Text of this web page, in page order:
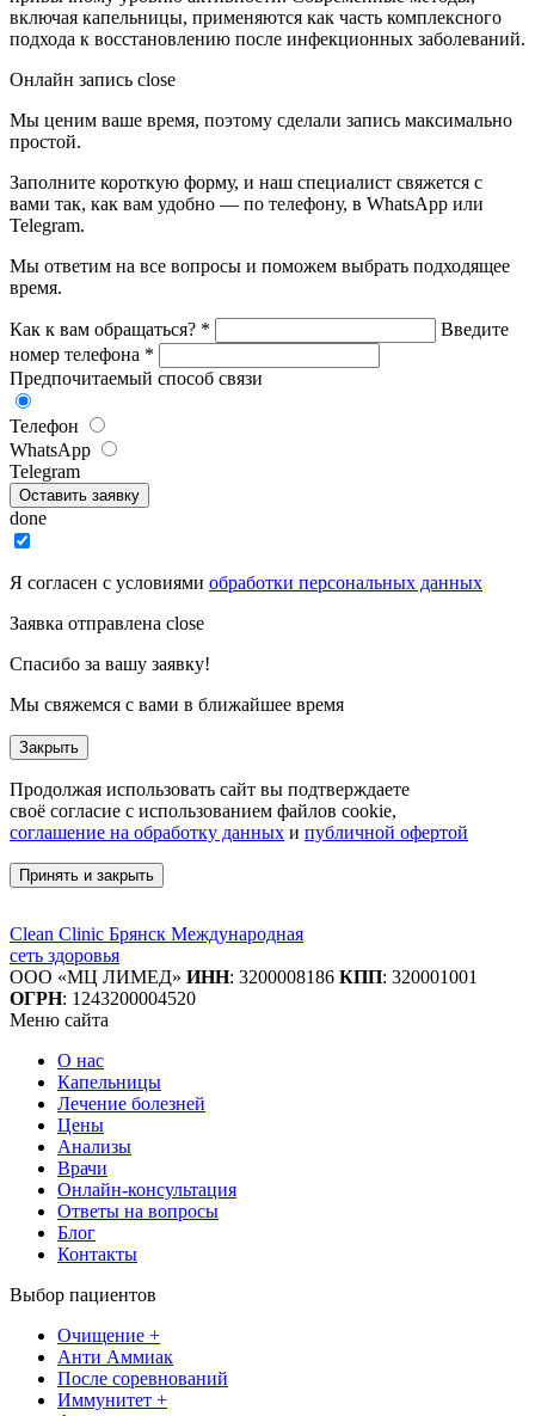
включая капельницы, применяются как часть комплексного
подхода к восстановлению после инфекционных заболеваний.
Онлайн запись close
Мы ценим ваше время, поэтому сделали запись максимально
простой.
Заполните короткую форму, и наш специалист свяжется с
вами так, как вам удобно — по телефону, в WhatsApp или
Telegram.
Мы ответим на все вопросы и поможем выбрать подходящее
время.
Как к вам обращаться? *
Введите
номер телефона *
Предпочитаемый способ связи
Телефон
WhatsApp
Telegram
Оставить заявку
done
Я согласен с условиями обработки персональных данных
Заявка отправлена close
Спасибо за вашу заявку!
Мы свяжемся с вами в ближайшее время
Закрыть
Продолжая использовать сайт вы подтверждаете
своё согласие с использованием файлов cookie,
соглашение на обработку данных и публичной офертой
Принять и закрыть
Clean Clinic Брянск Международная
сеть здоровья
ООО «МЦ ЛИМЕД» ИНН: 3200008186 КПП: 320001001
ОГРН: 1243200004520
Меню сайта
О нас
Капельницы
Лечение болезней
Цены
Анализы
Врачи
Онлайн-консультация
Ответы на вопросы
Блог
Контакты
Выбор пациентов
Очищение +
Анти Аммиак
После соревнований
Иммунитет +